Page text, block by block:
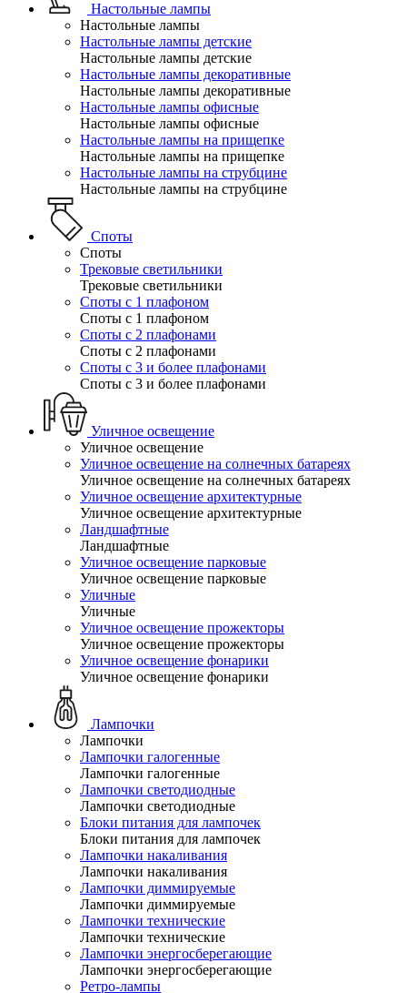
Настольные лампы
Настольные лампы
Настольные лампы детские
Настольные лампы детские
Настольные лампы декоративные
Настольные лампы декоративные
Настольные лампы офисные
Настольные лампы офисные
Настольные лампы на прищепке
Настольные лампы на прищепке
Настольные лампы на струбцине
Настольные лампы на струбцине
Споты
Споты
Трековые светильники
Трековые светильники
Споты с 1 плафоном
Споты с 1 плафоном
Споты с 2 плафонами
Споты с 2 плафонами
Споты с 3 и более плафонами
Споты с 3 и более плафонами
Уличное освещение
Уличное освещение
Уличное освещение на солнечных батареях
Уличное освещение на солнечных батареях
Уличное освещение архитектурные
Уличное освещение архитектурные
Ландшафтные
Ландшафтные
Уличное освещение парковые
Уличное освещение парковые
Уличные
Уличные
Уличное освещение прожекторы
Уличное освещение прожекторы
Уличное освещение фонарики
Уличное освещение фонарики
Лампочки
Лампочки
Лампочки галогенные
Лампочки галогенные
Лампочки светодиодные
Лампочки светодиодные
Блоки питания для лампочек
Блоки питания для лампочек
Лампочки накаливания
Лампочки накаливания
Лампочки диммируемые
Лампочки диммируемые
Лампочки технические
Лампочки технические
Лампочки энергосберегающие
Лампочки энергосберегающие
Ретро-лампы